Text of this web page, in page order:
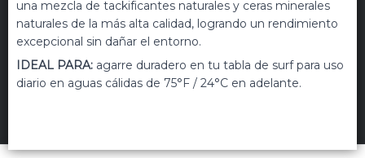
una mezcla de tackificantes naturales y ceras minerales
naturales de la más alta calidad, logrando un rendimiento
excepcional sin dañar el entorno.
IDEAL PARA: agarre duradero en tu tabla de surf para uso
diario en aguas cálidas de 75°F / 24°C en adelante.FILTROS
Hecho con ❤️por VentasxMayor
Uruguay